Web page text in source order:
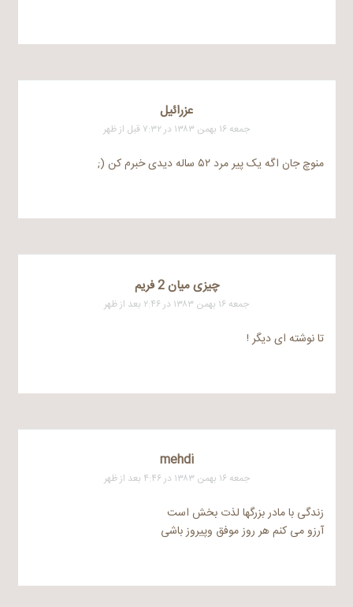
عزرائیل
جمعه ۱۶ بهمن ۱۳۸۳ در ۷:۳۲ قبل از ظهر
منوچ جان اگه یک پیر مرد ۵۲ ساله دیدی خبرم کن (;
چیزی میان 2 فریم
جمعه ۱۶ بهمن ۱۳۸۳ در ۲:۴۶ بعد از ظهر
تا نوشته ای دیگر !
mehdi
جمعه ۱۶ بهمن ۱۳۸۳ در ۴:۴۶ بعد از ظهر
زندگی با مادر بزرگها لذت بخش است
آرزو می کنم هر روز موفق وپیروز باشی